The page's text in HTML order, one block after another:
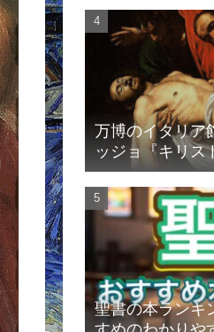
万博のイタリア
ッジョ『キリス
聖書の本ランキ